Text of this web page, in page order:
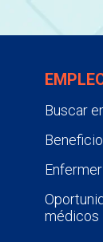
Buscar
médicos